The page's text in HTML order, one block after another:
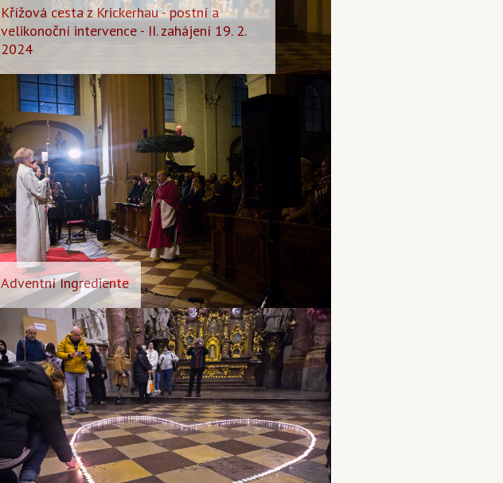
Křížová cesta z Krickerhau - postní a
velikonoční intervence - II. zahájení 19. 2.
2024
Adventní Ingrediente